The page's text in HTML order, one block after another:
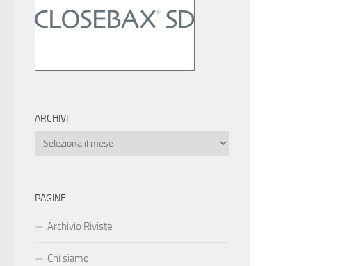
ARCHIVI
Archivi
PAGINE
Archivio Riviste
Chi siamo